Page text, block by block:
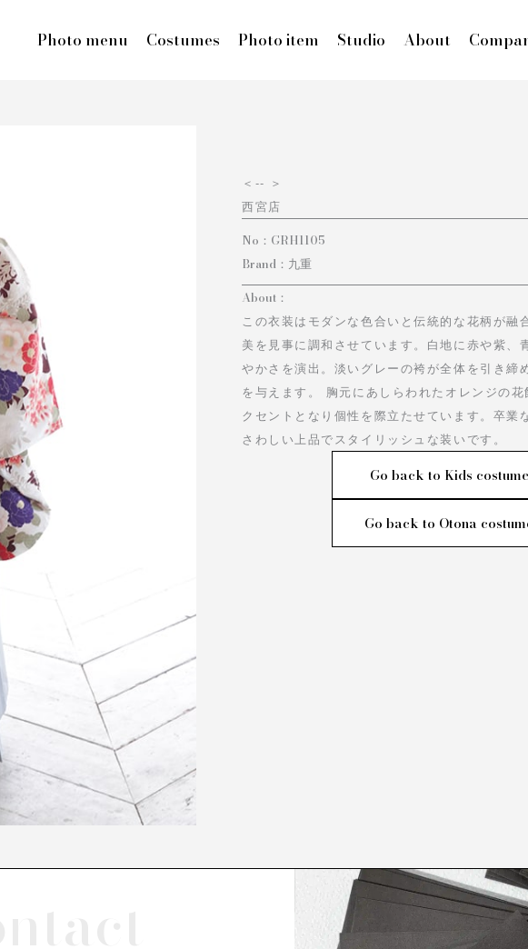
Photo menu Costumes Photo item Studio About
＜ -- ＞
西宮店
No： GRH1105
Brand： 九重
About：
この衣装はモダンな色合いと伝統的な花柄が融
美を見事に調和させています。白地に赤や紫、
やかさを演出。淡いグレーの袴が全体を引き締
を与えます。 胸元にあしらわれたオレンジの
クセントとなり個性を際立たせています。卒業
さわしい上品でスタイリッシュな装いです。
Go back to Kids
Go back to Otona